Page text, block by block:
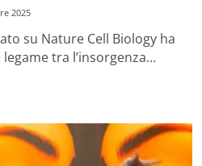
2025
su Nature Cell Biology ha
tra l’insorgenza…